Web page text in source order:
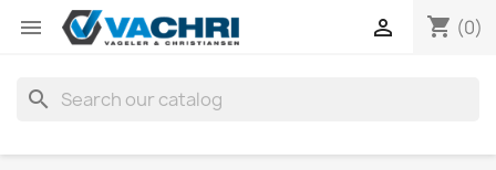
 shopping_cart (0)

search